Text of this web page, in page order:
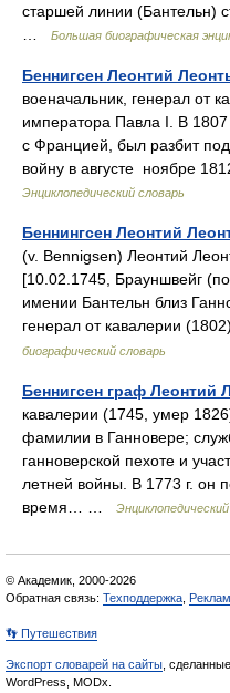
старшей линии (Бантельн)
Большая биографическая
Беннигсен Леонтий
военачальник, генерал от
императора Павла I. В
с Францией, был разбит
войну в августе ноябре
Энциклопедический словарь
Беннингсен Леонтий
(v. Bennigsen) Леонтий
[10.02.1745, Брауншвейг
имении Бантельн близ
генерал от кавалерии
биографический словарь
Беннигсен граф Леонтий
кавалерии (1745, умер
фамилии в Ганновере;
ганноверской пехоте и
летней войны. В 1773 г. он
время… …
© Академик, 2000-2026
Обратная связь: Техподдержка
👣 Путешествия
Экспорт словарей на сайты ,
WordPress, MODx.